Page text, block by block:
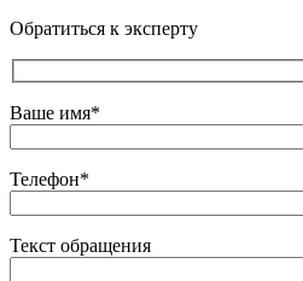
Обратиться к эксперту
Ваше имя*
Телефон*
Текст обращения